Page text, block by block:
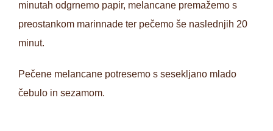
minutah odgrnemo papir, melancane premažemo s
preostankom marinnade ter pečemo še naslednjih 20
minut.
Pečene melancane potresemo s sesekljano mlado
čebulo in sezamom.